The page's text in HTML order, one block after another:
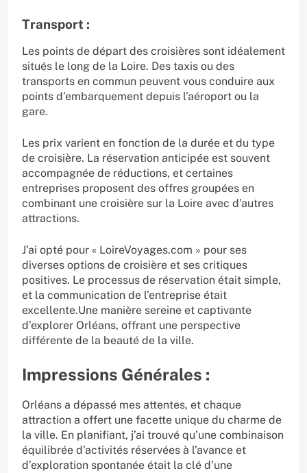
Transport :
Les points de départ des croisières sont idéalement
situés le long de la Loire. Des taxis ou des
transports en commun peuvent vous conduire aux
points d’embarquement depuis l’aéroport ou la
gare.
Les prix varient en fonction de la durée et du type
de croisière. La réservation anticipée est souvent
accompagnée de réductions, et certaines
entreprises proposent des offres groupées en
combinant une croisière sur la Loire avec d’autres
attractions.
J’ai opté pour « LoireVoyages.com » pour ses
diverses options de croisière et ses critiques
positives. Le processus de réservation était simple,
et la communication de l’entreprise était
excellente.Une manière sereine et captivante
d’explorer Orléans, offrant une perspective
différente de la beauté de la ville.
Impressions Générales :
Orléans a dépassé mes attentes, et chaque
attraction a offert une facette unique du charme de
la ville. En planifiant, j’ai trouvé qu’une combinaison
équilibrée d’activités réservées à l’avance et
d’exploration spontanée était la clé d’une